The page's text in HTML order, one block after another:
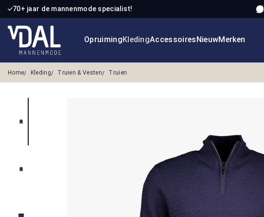
de hoofdinhoud
Ga naar de zoekopdracht
Ga naar de hoofdnavigatie
70+ jaar de mannenmode specialist!
OpruimingKledingAccessoiresNieuwMerken
Home Kleding Truien & Vesten Truien